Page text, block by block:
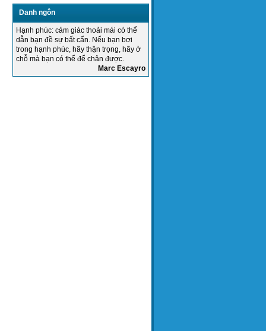
Thực hiện mục tiêu chất lượng năm
2015 của Tổng giám đốc công ty...
Danh ngôn
Hạnh phúc: cảm giác thoải mái có thể
dẫn bạn đề sự bất cẩn. Nếu bạn bơi
trong hạnh phúc, hãy thận trọng, hãy ở
chỗ mà bạn có thể để chân được.
Marc Escayro